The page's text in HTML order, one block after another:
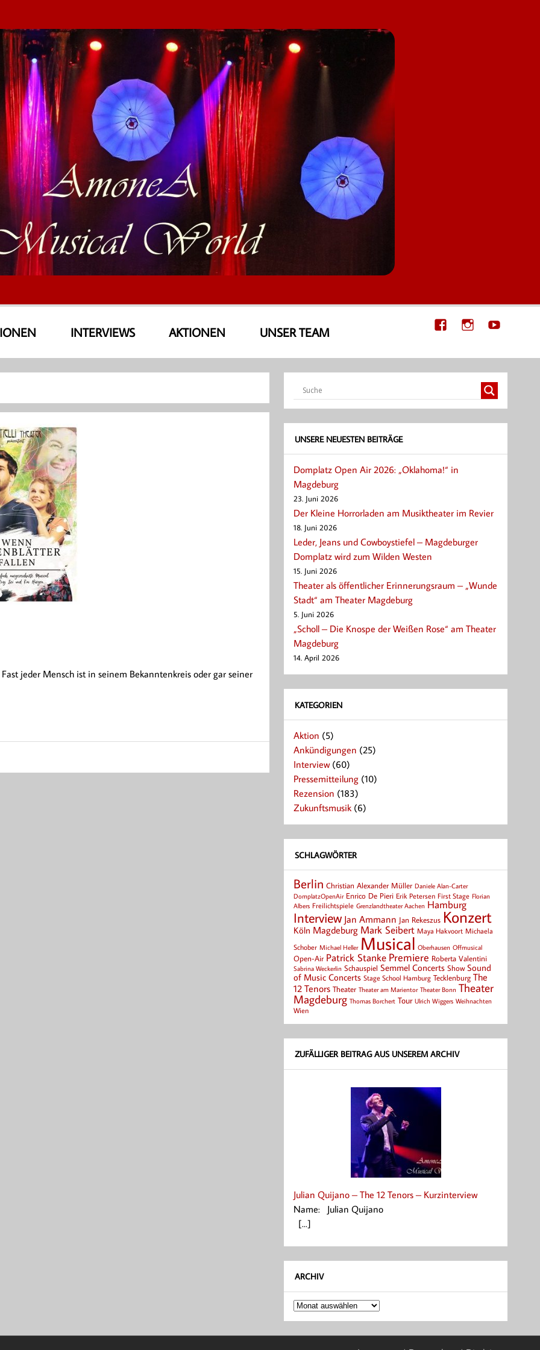
INTERVIEWS AKTIONEN UNSER TEAM
jeder Mensch ist in seinem Bekanntenkreis oder gar seiner
UNSERE NEUESTEN BEITRÄGE
Domplatz Open Air 2026: „Oklahoma!“ in
Magdeburg
23. Juni 2026
Der Kleine Horrorladen am Musiktheater im Revier
18. Juni 2026
Leder, Jeans und Cowboystiefel – Magdeburger
Domplatz wird zum Wilden Westen
15. Juni 2026
Theater als öffentlicher Erinnerungsraum – „Wunde
Stadt“ am Theater Magdeburg
5. Juni 2026
„Scholl – Die Knospe der Weißen Rose“ am Theater
Magdeburg
14. April 2026
KATEGORIEN
Aktion (5)
Ankündigungen (25)
Interview(60)
Pressemitteilung (10)
Rezension (183)
Zukunftsmusik (6)
SCHLAGWÖRTER
Berlin Christian Alexander Müller Daniele Alan-Carter
DomplatzOpenAir Enrico De Pieri Erik Petersen First Stage Florian
Albers Freilichtspiele Grenzlandtheater Aachen Hamburg
Interview Jan Ammann Jan Rekeszus Konzert
Köln Magdeburg Mark Seibert Maya Hakvoort Michaela
Schober Michael Heller Musical Oberhausen Offmusical
Open-Air Patrick Stanke Premiere Roberta Valentini
Sabrina Weckerlin Schauspiel Semmel Concerts Show Sound
of Music Concerts Stage School Hamburg Tecklenburg The
12 Tenors Theater Theater am Marientor Theater Bonn Theater
Magdeburg Thomas Borchert Tour Ulrich Wiggers Weihnachten
Wien
ZUFÄLLIGER BEITRAG AUS UNSEREM ARCHIV
Julian Quijano – The 12 Tenors – Kurzinterview
Name: Julian Quijano
[...]
ARCHIV
Archiv